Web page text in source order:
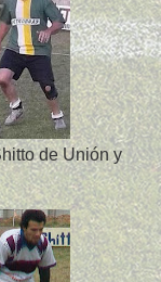
de Unión y